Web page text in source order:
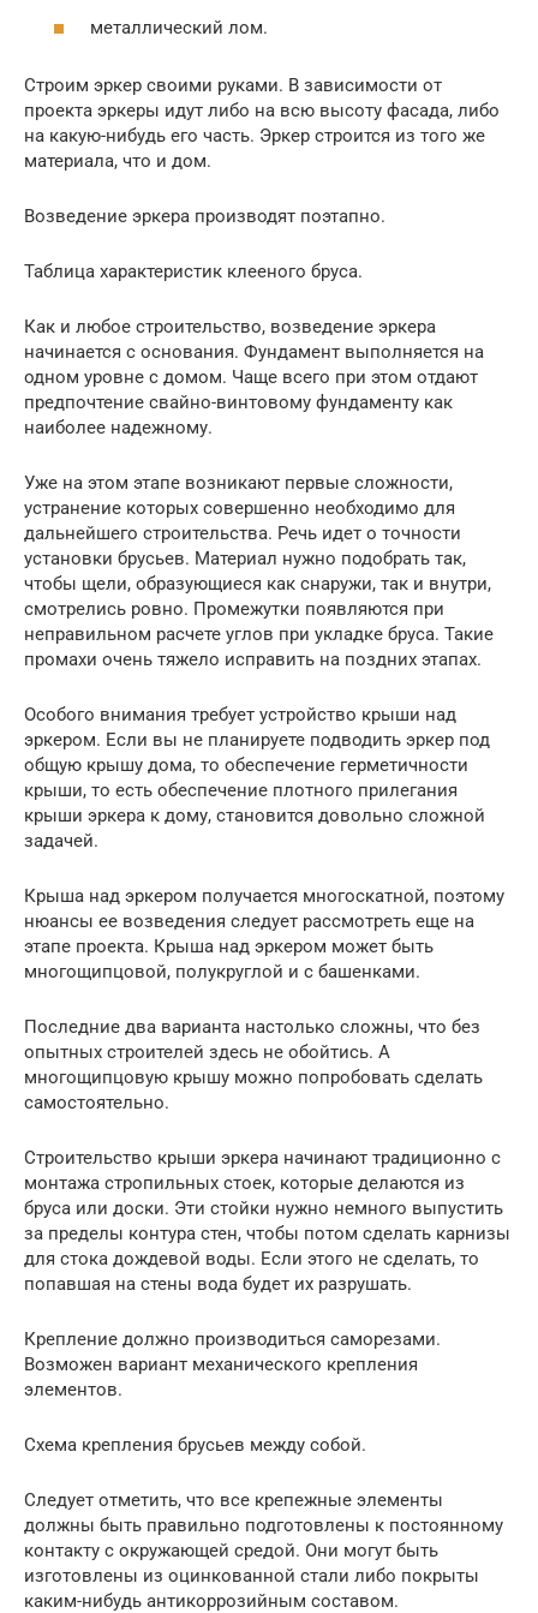
металлический лом.
Строим эркер своими руками. В зависимости от
проекта эркеры идут либо на всю высоту фасада, либо
на какую-нибудь его часть. Эркер строится из того же
материала, что и дом.
Возведение эркера производят поэтапно.
Таблица характеристик клееного бруса.
Как и любое строительство, возведение эркера
начинается с основания. Фундамент выполняется на
одном уровне с домом. Чаще всего при этом отдают
предпочтение свайно-винтовому фундаменту как
наиболее надежному.
Уже на этом этапе возникают первые сложности,
устранение которых совершенно необходимо для
дальнейшего строительства. Речь идет о точности
установки брусьев. Материал нужно подобрать так,
чтобы щели, образующиеся как снаружи, так и внутри,
смотрелись ровно. Промежутки появляются при
неправильном расчете углов при укладке бруса. Такие
промахи очень тяжело исправить на поздних этапах.
Особого внимания требует устройство крыши над
эркером. Если вы не планируете подводить эркер под
общую крышу дома, то обеспечение герметичности
крыши, то есть обеспечение плотного прилегания
крыши эркера к дому, становится довольно сложной
задачей.
Крыша над эркером получается многоскатной, поэтому
нюансы ее возведения следует рассмотреть еще на
этапе проекта. Крыша над эркером может быть
многощипцовой, полукруглой и с башенками.
Последние два варианта настолько сложны, что без
опытных строителей здесь не обойтись. А
многощипцовую крышу можно попробовать сделать
самостоятельно.
Строительство крыши эркера начинают традиционно с
монтажа стропильных стоек, которые делаются из
бруса или доски. Эти стойки нужно немного выпустить
за пределы контура стен, чтобы потом сделать карнизы
для стока дождевой воды. Если этого не сделать, то
попавшая на стены вода будет их разрушать.
Крепление должно производиться саморезами.
Возможен вариант механического крепления
элементов.
Схема крепления брусьев между собой.
Следует отметить, что все крепежные элементы
должны быть правильно подготовлены к постоянному
контакту с окружающей средой. Они могут быть
изготовлены из оцинкованной стали либо покрыты
каким-нибудь антикоррозийным составом.